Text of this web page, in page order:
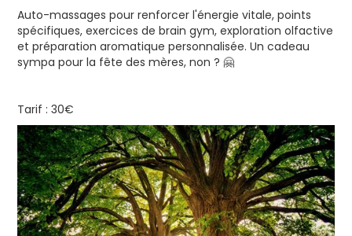
Auto-massages pour renforcer l'énergie vitale, points
spécifiques, exercices de brain gym, exploration olfactive
et préparation aromatique personnalisée. Un cadeau
sympa pour la fête des mères, non ? 🤗
Tarif : 30€